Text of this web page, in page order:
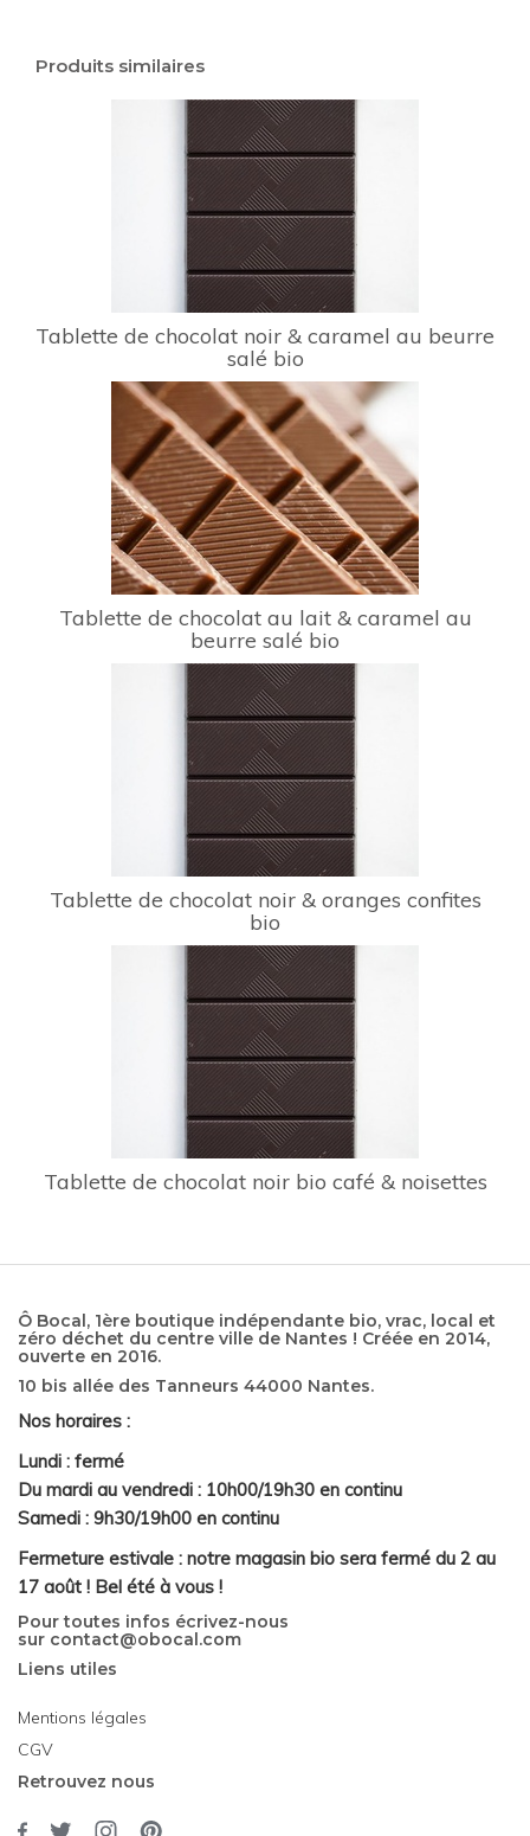
Produits similaires
Tablette de chocolat noir & caramel au beurre
salé bio
Tablette de chocolat au lait & caramel au
beurre salé bio
Tablette de chocolat noir & oranges confites
bio
Tablette de chocolat noir bio café & noisettes
Ô Bocal, 1ère boutique indépendante bio, vrac, local et
zéro déchet du centre ville de Nantes ! Créée en 2014,
ouverte en 2016.
10 bis allée des Tanneurs 44000 Nantes.
Nos horaires :
Lundi : fermé
Du mardi au vendredi : 10h00/19h30 en continu
Samedi : 9h30/19h00 en continu
Fermeture estivale : notre magasin bio sera fermé du 2 au
17 août ! Bel été à vous !
Pour toutes infos écrivez-nous
sur contact@obocal.com
Liens utiles
Mentions légales
CGV
Retrouvez nous